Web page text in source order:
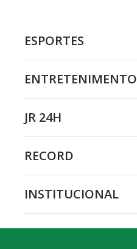
ESPORTES
ENTRETENIMENTO
JR 24H
RECORD
INSTITUCIONAL